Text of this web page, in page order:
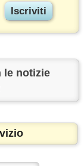
le notizie